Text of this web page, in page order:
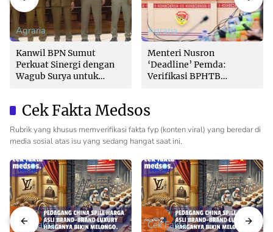
Agraria
Kanwil BPN Sumut
Perkuat Sinergi dengan
Wagub Surya untuk
Agraria
Menteri Nusron
‘Deadline’ Pemda:
Verifikasi BPHTB
Lambat!
Cek Fakta Medsos
Rubrik yang khusus memverifikasi fakta fyp (konten viral) yang beredar di
media sosial atas isu yang sedang hangat saat ini.
Cek Fakta Cek Fakta